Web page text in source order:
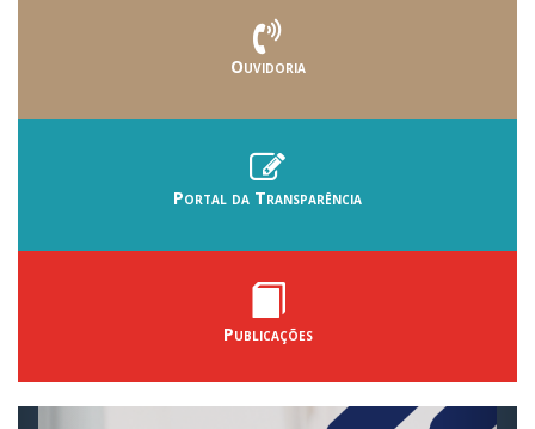
Ouvidoria
Portal da Transparência
Publicações